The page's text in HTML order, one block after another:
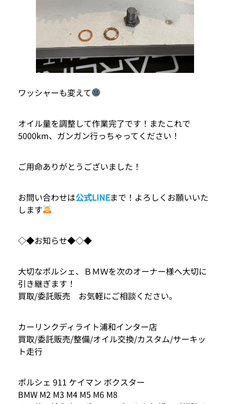
ワッシャーも変えて
オイル量を調整して作業完了です！またこれで
5000km、ガンガン行っちゃってください！
ご用命ありがとうございました！
お問い合わせは公式LINEまで！よろしくお願いいた
します
◇◆お知らせ◆◇◆
大切なポルシェ、ＢＭＷを次のオーナー様へ大切に
引き継ぎます！
買取/委託販売 お気軽にご相談ください。
カーリンクディライト浦和インター店
買取/委託販売/整備/オイル交換/カスタム/サーキッ
ト走行
ポルシェ 911 ケイマン ボクスター
BMW M2 M3 M4 M5 M6 M8